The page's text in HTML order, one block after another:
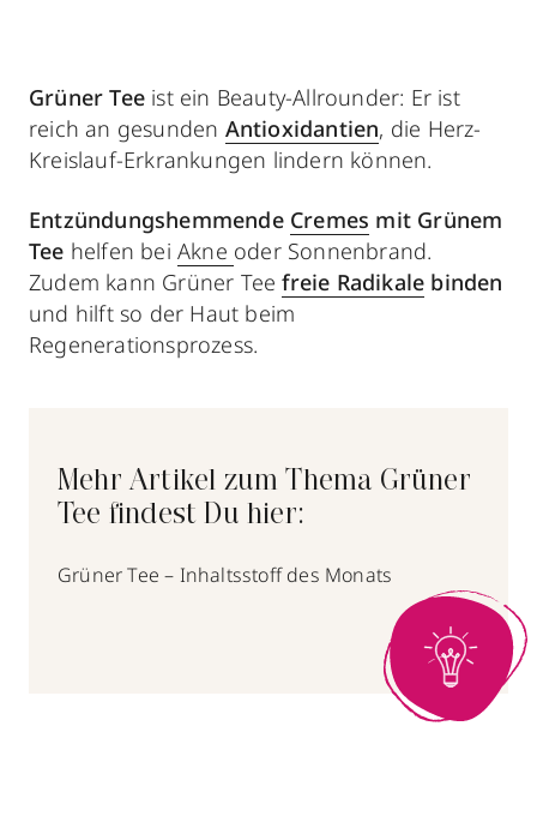
Grüner Tee ist ein Beauty-Allrounder: Er ist
reich an gesunden Antioxidantien, die Herz-
Kreislauf-Erkrankungen lindern können.
Entzündungshemmende Cremes mit Grünem
Tee helfen beiAkne oder Sonnenbrand.
Zudem kann Grüner Teefreie Radikale binden
und hilft so der Haut beim
Regenerationsprozess.
Mehr Artikel zum Thema Grüner
Tee findest Du hier:
Grüner Tee – Inhaltsstoff des Monats